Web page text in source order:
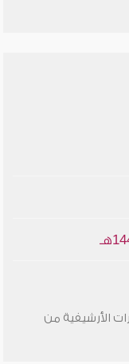
الأرشيفية من